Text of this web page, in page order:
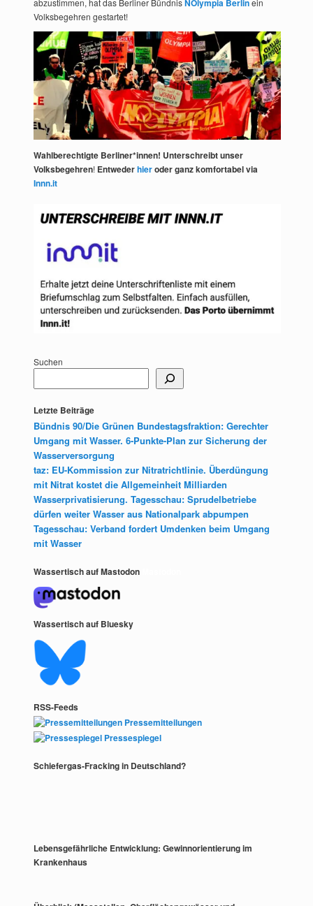
abzustimmen, hat das Berliner BündnisNOlympia Berlinein
Volksbegehren gestartet!
Wahlberechtigte Berliner*innen! Unterschreibt unser
Volksbegehren! Entwederhieroder ganz komfortabel via
Innn.it
Suchen
Letzte Beiträge
Bündnis 90/Die Grünen Bundestagsfraktion: Gerechter
Umgang mit Wasser. 6-Punkte-Plan zur Sicherung der
Wasserversorgung
taz: EU-Kommission zur Nitratrichtlinie. Überdüngung
mit Nitrat kostet die Allgemeinheit Milliarden
Wasserprivatisierung. Tagesschau: Sprudelbetriebe
dürfen weiter Wasser aus Nationalpark abpumpen
Tagesschau: Verband fordert Umdenken beim Umgang
mit Wasser
Wassertisch auf Mastodon
Wassertisch auf Bluesky
RSS-Feeds
Pressemitteilungen
Pressespiegel
Schiefergas-Fracking in Deutschland?
Lebensgefährliche Entwicklung: Gewinnorientierung im
Krankenhaus